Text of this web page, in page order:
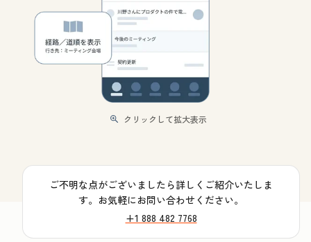
クリックして拡大表示
ご不明な点がございましたら詳しくご紹介いたしま
す。お気軽にお問い合わせください。
+1 888 482 7768